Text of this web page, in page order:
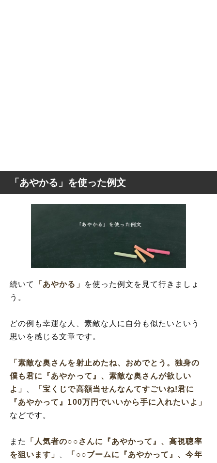
「あやかる」を使った例文
続いて 「あやかる」
を使った例文を見て行きましょ
う。
どの例も幸運な人、素敵な人に自分も似たいという
思いを感じる文章です。
「素敵な奥さんを射止めたね、おめでとう。独身の
僕も君に『あやかって』、素敵な奥さんが欲しい
よ」
「宝くじで高額当せんなんてすごいね!君に
『あやかって』100万円でいいから手に入れたいよ」
などです。
また
「人気者の○○さんに『あやかって』、高視聴率
を狙います」
「○○ブームに『あやかって』、今年